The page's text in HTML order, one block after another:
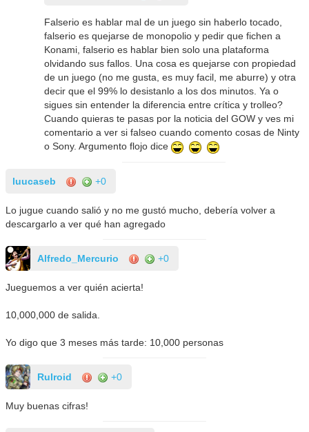
Falserio es hablar mal de un juego sin haberlo tocado,
falserio es quejarse de monopolio y pedir que fichen a
Konami, falserio es hablar bien solo una plataforma
olvidando sus fallos. Una cosa es quejarse con propiedad
de un juego (no me gusta, es muy facil, me aburre) y otra
decir que el 99% lo desistanlo a los dos minutos. Ya o
sigues sin entender la diferencia entre crítica y trolleo?
Cuando quieras te pasas por la noticia del GOW y ves mi
comentario a ver si falseo cuando comento cosas de Ninty
o Sony. Argumento flojo dice
luucaseb +0
Lo jugue cuando salió y no me gustó mucho, debería volver a
descargarlo a ver qué han agregado
Alfredo_Mercurio +0
Jueguemos a ver quién acierta!
10,000,000 de salida.
Yo digo que 3 meses más tarde: 10,000 personas
Rulroid +0
Muy buenas cifras!